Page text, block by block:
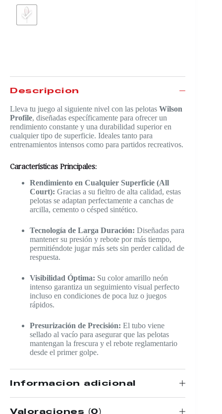
Descripción
Lleva tu juego al siguiente nivel con las pelotas Wilson
Profile, diseñadas específicamente para ofrecer un
rendimiento constante y una durabilidad superior en
cualquier tipo de superficie. Ideales tanto para
entrenamientos intensos como para partidos recreativos.
Características Principales:
Rendimiento en Cualquier Superficie (All
Court): Gracias a su fieltro de alta calidad, estas
pelotas se adaptan perfectamente a canchas de
arcilla, cemento o césped sintético.
Tecnología de Larga Duración: Diseñadas para
mantener su presión y rebote por más tiempo,
permitiéndote jugar más sets sin perder calidad de
respuesta.
Visibilidad Óptima: Su color amarillo neón
intenso garantiza un seguimiento visual perfecto
incluso en condiciones de poca luz o juegos
rápidos.
Presurización de Precisión: El tubo viene
sellado al vacío para asegurar que las pelotas
mantengan la frescura y el rebote reglamentario
desde el primer golpe.
Información adicional
Valoraciones (0)